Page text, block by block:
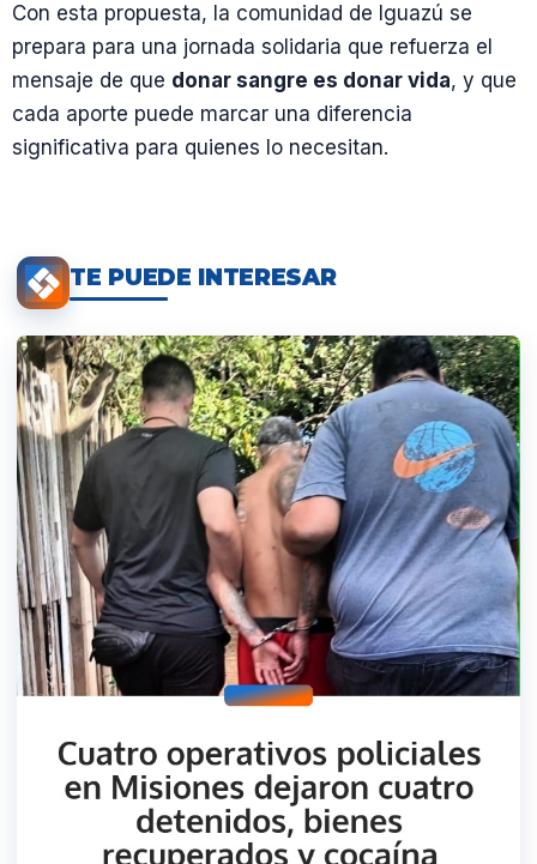
Con esta propuesta, la comunidad de Iguazú se
prepara para una jornada solidaria que refuerza el
mensaje de que donar sangre es donar vida, y que
cada aporte puede marcar una diferencia
significativa para quienes lo necesitan.
TE PUEDE INTERESAR